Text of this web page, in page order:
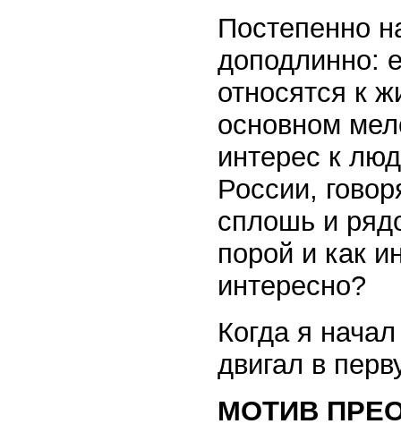
Постепенно
доподлинно:
относятся к
основном
интерес к
России,
сплошь и
порой и как
интересно?
Когда я
двигал в
МОТИВ